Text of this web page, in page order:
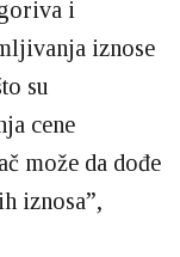
i
iznose
su
cene
može da dođe
iznosa”,